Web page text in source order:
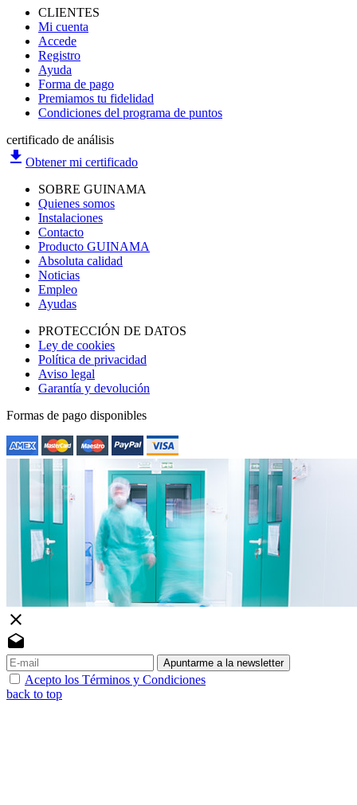
CLIENTES
Mi cuenta
Accede
Registro
Ayuda
Forma de pago
Premiamos tu fidelidad
Condiciones del programa de puntos
certificado de análisis
file_download Obtener mi certificado
SOBRE GUINAMA
Quienes somos
Instalaciones
Contacto
Producto GUINAMA
Absoluta calidad
Noticias
Empleo
Ayudas
PROTECCIÓN DE DATOS
Ley de cookies
Política de privacidad
Aviso legal
Garantía y devolución
Formas de pago disponibles
close
drafts
Apuntarme a la newsletter
Acepto los Términos y Condiciones
back to top